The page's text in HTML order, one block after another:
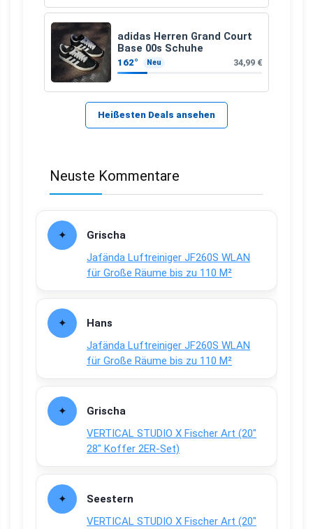
adidas Herren Grand Court
Base 00s Schuhe
162° Neu 34,99 €
Heißesten Deals ansehen
Neuste Kommentare
Grischa
Jafända Luftreiniger JF260S WLAN
für Große Räume bis zu 110 M²
Hans
Jafända Luftreiniger JF260S WLAN
für Große Räume bis zu 110 M²
Grischa
VERTICAL STUDIO X Fischer Art (20″
28″ Koffer 2ER-Set)
Seestern
VERTICAL STUDIO X Fischer Art (20″